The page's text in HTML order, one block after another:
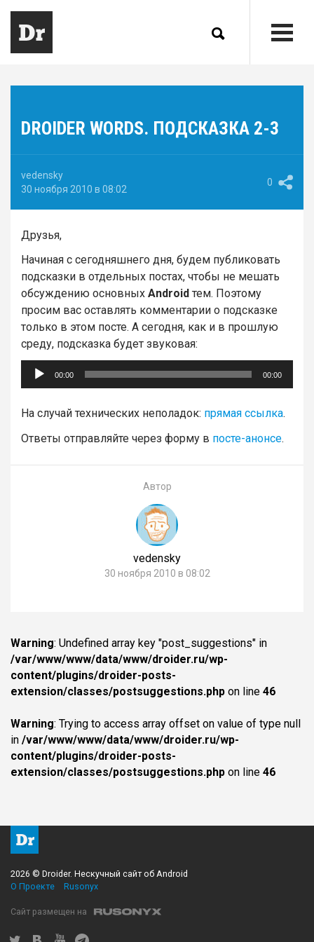
DROIDER WORDS. ПОДСКАЗКА 2-3
vedensky
30 ноября 2010 в 08:02
0
Друзья,
Начиная с сегодняшнего дня, будем публиковать
подсказки в отдельных постах, чтобы не мешать
обсуждению основных Android тем. Поэтому
просим вас оставлять комментарии о подсказке
только в этом посте. А сегодня, как и в прошлую
среду, подсказка будет звуковая:
Аудиоплеер
00:00 00:00
На случай технических неполадок: прямая ссылка.
Ответы отправляйте через форму в посте-анонсе.
Автор
vedensky
30 ноября 2010 в 08:02
Warning: Undefined array key "post_suggestions" in
/var/www/www/data/www/droider.ru/wp-
content/plugins/droider-posts-
extension/classes/postsuggestions.php on line 46
Warning: Trying to access array offset on value of type null
in /var/www/www/data/www/droider.ru/wp-
content/plugins/droider-posts-
extension/classes/postsuggestions.php on line 46
2026 © Droider. Нескучный сайт об Android
О Проекте
Rusonyx
Сайт размещен на